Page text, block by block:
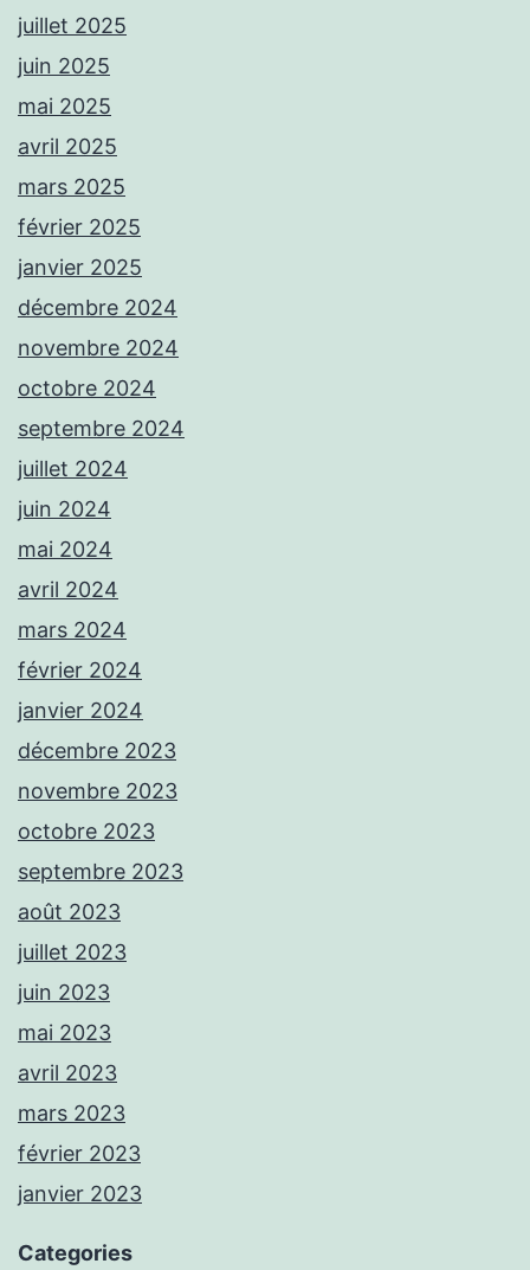
juillet 2025
juin 2025
mai 2025
avril 2025
mars 2025
février 2025
janvier 2025
décembre 2024
novembre 2024
octobre 2024
septembre 2024
juillet 2024
juin 2024
mai 2024
avril 2024
mars 2024
février 2024
janvier 2024
décembre 2023
novembre 2023
octobre 2023
septembre 2023
août 2023
juillet 2023
juin 2023
mai 2023
avril 2023
mars 2023
février 2023
janvier 2023
Categories